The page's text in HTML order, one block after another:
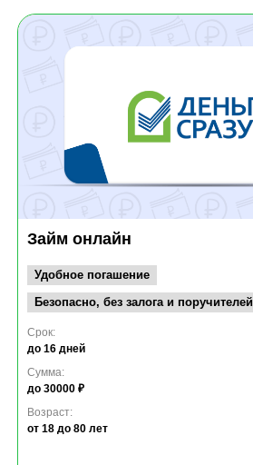
Займ онлайн
Удобное погашение
Безопасно, без залога и поручителей
Срок:
до 16 дней
Сумма:
до 30000 ₽
Возраст:
от 18 до 80 лет